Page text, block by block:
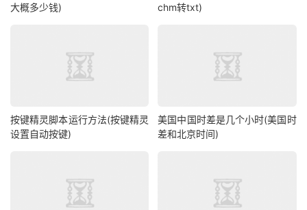
大概多少钱)
chm转txt)
按键精灵脚本运行方法(按键精灵
设置自动按键)
美国中国时差是几个小时(美国时
差和北京时间)